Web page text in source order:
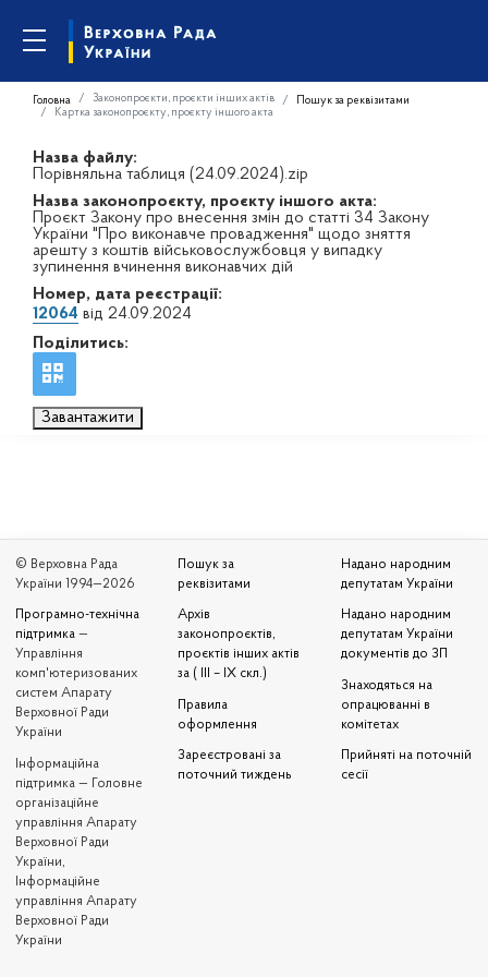
Головна Законопроєкти, проєкти інших актів
Пошук за реквізитами
Картка законопроєкту, проєкту іншого акта
Назва файлу:
Порівняльна таблиця (24.09.2024).zip
Назва законопроєкту, проєкту іншого акта:
Проєкт Закону про внесення змін до статті 34 Закону
України "Про виконавче провадження" щодо зняття
арешту з коштів військовослужбовця у випадку
зупинення вчинення виконавчих дій
Номер, дата реєстрації:
12064 від 24.09.2024
Поділитись:
Завантажити
© Верховна Рада
України 1994—2026
Програмно-технічна
підтримка —
Управління
комп'ютеризованих
систем Апарату
Верховної Ради
України
Iнформаційна
підтримка — Головне
організаційне
управління Апарату
Верховної Ради
України,
Інформаційне
управління Апарату
Верховної Ради
України
Пошук за
реквізитами
Архів
законопроєктів,
проєктів інших актів
за ( III – IX скл.)
Правила
оформлення
Зареєстровані за
поточний тиждень
Надано народним
депутатам України
Надано народним
депутатам України
документів до ЗП
Знаходяться на
опрацюванні в
комітетах
Прийняті на поточній
сесії